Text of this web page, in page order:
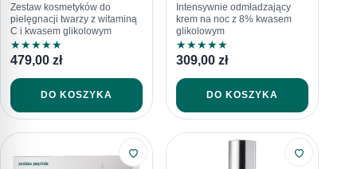
Zestaw kosmetyków do
pielęgnacji twarzy z witaminą
C i kwasem glikolowym
★★★★★
479,00 zł
DO KOSZYKA
Intensywnie odmładzający
krem na noc z 8% kwasem
glikolowym
★★★★★
309,00 zł
DO KOSZYKA